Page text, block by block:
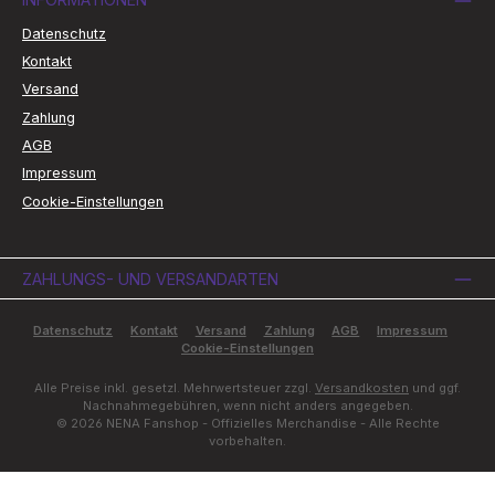
Datenschutz
Kontakt
Versand
Zahlung
AGB
Impressum
Cookie-Einstellungen
ZAHLUNGS- UND VERSANDARTEN
Datenschutz Kontakt Versand Zahlung AGB
Impressum
Cookie-Einstellungen
Alle Preise inkl. gesetzl. Mehrwertsteuer zzgl. Versandkosten und ggf.
Nachnahmegebühren, wenn nicht anders angegeben.
© 2026 NENA Fanshop - Offizielles Merchandise - Alle Rechte
vorbehalten.